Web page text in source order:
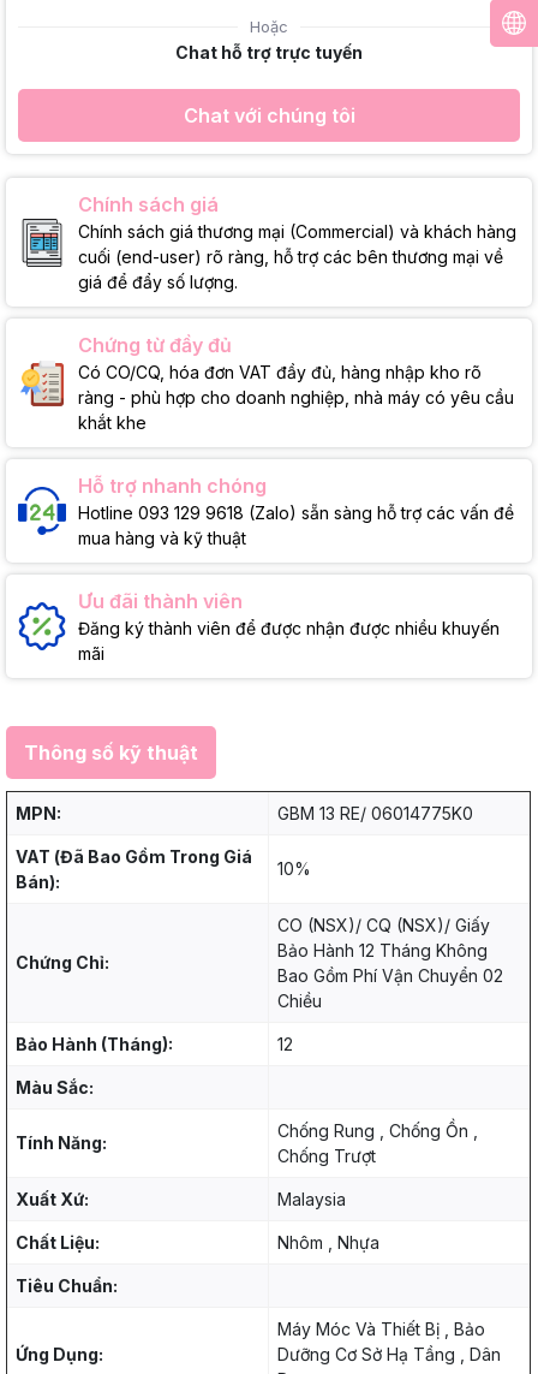
Hoặc
Chat hỗ trợ trực tuyến
Chat với chúng tôi
Chính sách giá
Chính sách giá thương mại (Commercial) và khách hàng
cuối (end-user) rõ ràng, hỗ trợ các bên thương mại về
giá để đẩy số lượng.
Chứng từ đầy đủ
Có CO/CQ, hóa đơn VAT đầy đủ, hàng nhập kho rõ
ràng - phù hợp cho doanh nghiệp, nhà máy có yêu cầu
khắt khe
Hỗ trợ nhanh chóng
Hotline 093 129 9618 (Zalo) sẵn sàng hỗ trợ các vấn đề
mua hàng và kỹ thuật
Ưu đãi thành viên
Đăng ký thành viên để được nhận được nhiều khuyến
mãi
Thông số kỹ thuật
MPN: GBM 13 RE/ 06014775K0
VAT (Đã Bao Gồm Trong Giá
Bán):
10%
Chứng Chỉ:
CO (NSX)/ CQ (NSX)/ Giấy
Bảo Hành 12 Tháng Không
Bao Gồm Phí Vận Chuyển 02
Chiều
Bảo Hành (Tháng): 12
Màu Sắc:
Tính Năng:
Chống Rung , Chống Ồn ,
Chống Trượt
Xuất Xứ: Malaysia
Chất Liệu: Nhôm , Nhựa
Tiêu Chuẩn:
Ứng Dụng:
Máy Móc Và Thiết Bị , Bảo
Dưỡng Cơ Sở Hạ Tầng , Dân